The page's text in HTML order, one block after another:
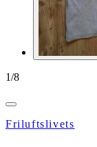
1/8
Friluftslivets